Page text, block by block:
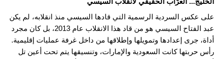
الخليج... العرّاب الحقيقي لانقلاب السيسي
على عكس السردية الرسمية التي قادها السيسي منذ انقلابه، لم يكن
عبد الفتاح السيسي هو من قاد هذا الانقلاب عام 2013، بل كان مجرد
أداة، جرى إعدادها وتمويلها وإطلاقها من داخل غرفة عمليات إقليمية.
رأس حربتها كانت السعودية والإمارات، وتنسيقها يتم تحت أعين تل